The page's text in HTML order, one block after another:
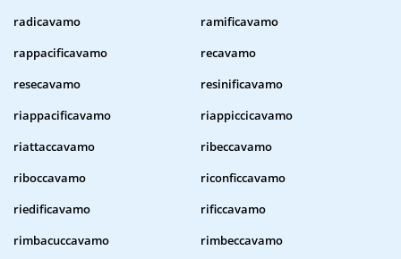
radicavamo
ramificavamo
rappacificavamo
recavamo
resecavamo
resinificavamo
riappacificavamo
riappiccicavamo
riattaccavamo
ribeccavamo
riboccavamo
riconficcavamo
riedificavamo
rificcavamo
rimbacuccavamo
rimbeccavamo